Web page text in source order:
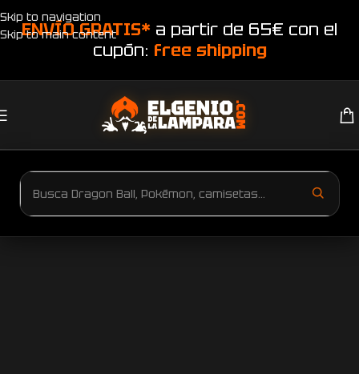
Skip to navigation
Skip to main content
ENVÍO GRATIS* a partir de 65€ con el
cupón: free shipping